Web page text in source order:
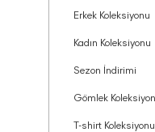
Erkek Koleksiyonu
Kadın Koleksiyonu
Sezon İndirimi
Gömlek
T-shirt Koleksiyonu